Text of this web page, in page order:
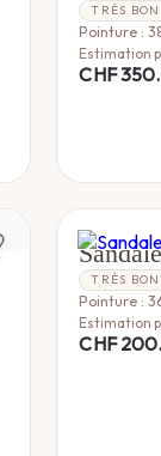
TRÈS
Pointure :
Estimation
CHF
GUCCI
TRÈS
Pointure :
Estimation
CHF